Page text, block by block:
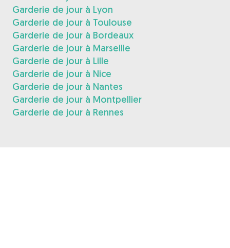
Garderie de jour à Lyon
Garderie de jour à Toulouse
Garderie de jour à Bordeaux
Garderie de jour à Marseille
Garderie de jour à Lille
Garderie de jour à Nice
Garderie de jour à Nantes
Garderie de jour à Montpellier
Garderie de jour à Rennes